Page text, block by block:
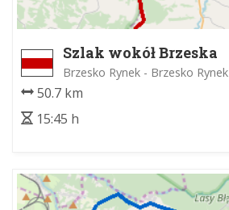
Szlak wokół Brzeska
Brzesko Rynek - Brzesko Rynek
50.7 km
15:45 h